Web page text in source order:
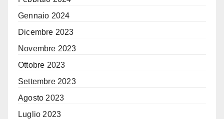
Gennaio 2024
Dicembre 2023
Novembre 2023
Ottobre 2023
Settembre 2023
Agosto 2023
Luglio 2023